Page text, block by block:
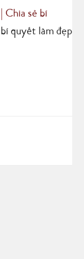
Chia sẻ bí
quyết làm đẹp